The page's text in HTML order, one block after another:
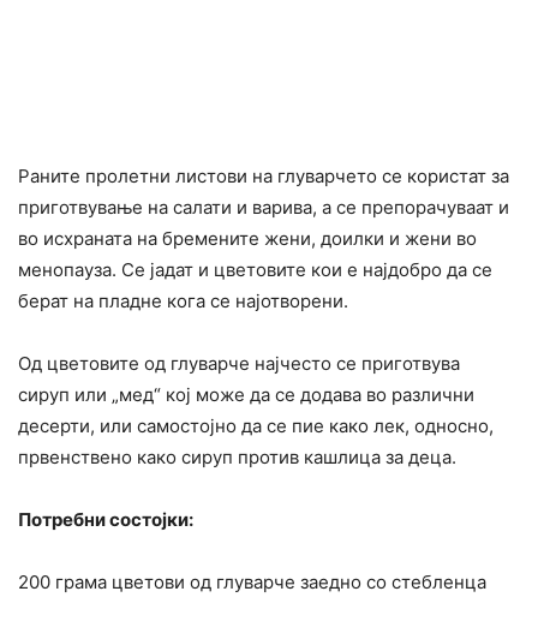
Раните пролетни листови на глуварчето се користат за
приготвување на салати и варива, а се препорачуваат и
во исхраната на бремените жени, доилки и жени во
менопауза. Се јадат и цветовите кои е најдобро да се
берат на пладне кога се најотворени.
Од цветовите од глуварче најчесто се приготвува
сируп или „мед“ кој може да се додава во различни
десерти, или самостојно да се пие како лек, односно,
првенствено како сируп против кашлица за деца.
Потребни состојки:
200 грама цветови од глуварче заедно со стебленца